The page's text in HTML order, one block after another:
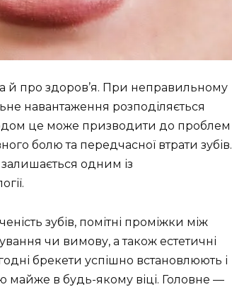
й про здоров’я. При неправильному
навантаження розподіляється
це може призводити до проблем
болю та передчасної втрати зубів.
одним із
зубів, помітні проміжки між
чи вимову, а також естетичні
брекети успішно встановлюють і
в будь-якому віці. Головне —